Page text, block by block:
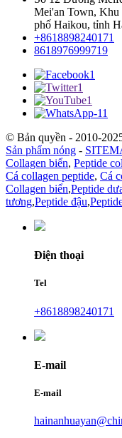
Mei'an Town, Khu
phố Haikou, tỉnh
+8618898240171
8618976999719
© Bản quyền - 2010-
Sản phẩm nóng -
Collagen biển, Peptide
Cá collagen peptide, Cá
Collagen biển,Peptide
tương,Peptide đậu,
Điện thoại
Tel
+8618898240171
E-mail
E-mail